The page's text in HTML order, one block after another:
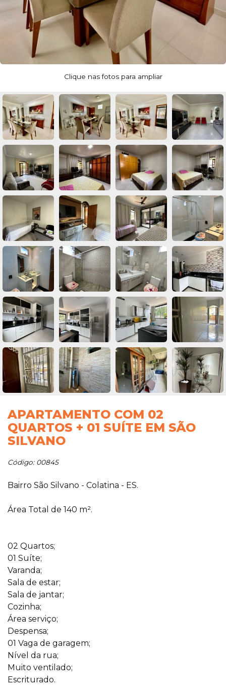
Clique nas fotos para ampliar
APARTAMENTO COM 02
QUARTOS + 01 SUÍTE EM SÃO
SILVANO
Código: 00845
Bairro São Silvano - Colatina - ES.
Área Total de 140 m².
02 Quartos;
01 Suíte;
Varanda;
Sala de estar;
Sala de jantar;
Cozinha;
Área serviço;
Despensa;
01 Vaga de garagem;
Nível da rua;
Muito ventilado;
Escriturado.